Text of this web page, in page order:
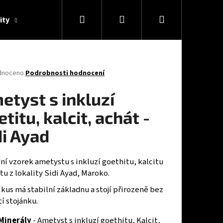
Konzultace
Hledat PřihlášeníNákupní
Podrobnosti hodnocení
s inkluzí
kalcit, achát -
Ayad
vzorek ametystu s inkluzí goethitu, kalcitu
z lokality Sidi Ayad, Maroko.
má stabilní základnu a stojí přirozeně bez
stojánku.